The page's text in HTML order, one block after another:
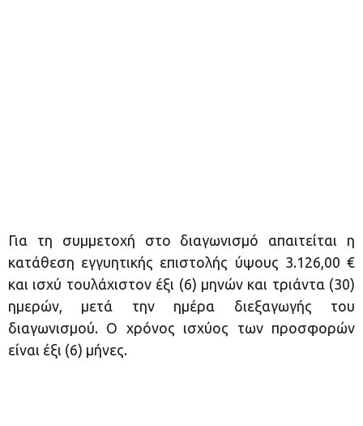
Για τη συμμετοχή στο διαγωνισμό απαιτείται η
κατάθεση εγγυητικής επιστολής ύψους 3.126,00 €
και ισχύ τουλάχιστον έξι (6) μηνών και τριάντα (30)
ημερών, μετά την ημέρα διεξαγωγής του
διαγωνισμού. Ο χρόνος ισχύος των προσφορών
είναι έξι (6) μήνες.